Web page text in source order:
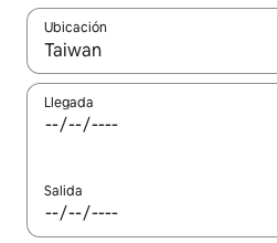
Ubicación
Cuando los resultados estén
Llegada
Salida